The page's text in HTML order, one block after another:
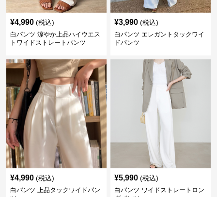
¥4,990 (税込)
白パンツ 涼やか上品ハイウエス
トワイドストレートパンツ
¥3,990 (税込)
白パンツ エレガントタックワイ
ドパンツ
¥4,990 (税込)
白パンツ 上品タックワイドパン
¥5,990 (税込)
白パンツ ワイドストレートロン